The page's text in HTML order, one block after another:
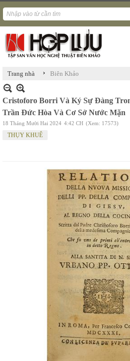
Trang nhà › Biên Khảo
Cristoforo Borri Và Ký Sự Đàng
Trần Đức Hòa Và Cơ Sở Nước Mặn
18 Tháng Mười Hai 2024 4:42 CH (Xem: 17573)
THỤY KHUÊ